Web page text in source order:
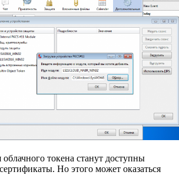
токена станут доступны
Но этого может оказаться